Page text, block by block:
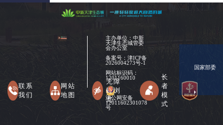
主办单位：中新
天津生态城管委
会办公室
备案号： 津ICP备
2026004273号-1
网站标识码：
1201160010
津公网安备
12011602301078
号
联系
我们
网站
地图
无障
碍浏
览
长
者
模
式
国家部委